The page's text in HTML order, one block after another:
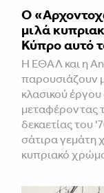
Ο
μιλά
Κύπρο αυτό
Η ΕΘΑΛ και η
παρουσιάζουν
κλασικού
μεταφέροντας
δεκαετίας του
σάτιρα γεμάτη
κυπριακό